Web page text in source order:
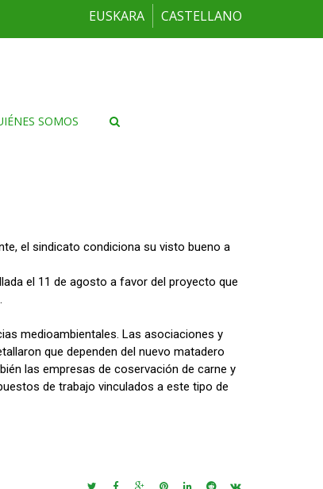
EUSKARA CASTELLANO
SOMOS
el sindicato condiciona su visto bueno a
el 11 de agosto a favor del proyecto que
medioambientales. Las asociaciones y
que dependen del nuevo matadero
las empresas de coservación de carne y
de trabajo vinculados a este tipo de